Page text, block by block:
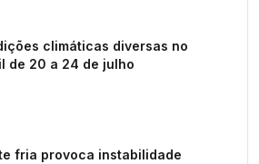
climáticas diversas no
de 20 a 24 de julho
fria provoca instabilidade